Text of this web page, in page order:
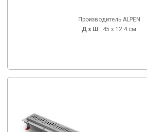
Производитель ALPEN
Д х Ш : 45 x 12.4 см